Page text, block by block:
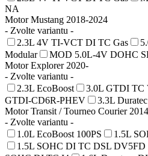
NA
Motor Mustang 2018-2024
- Zvolte variantu -
2.3L 4V TI-VCT DI TC Gas
Modular
MOD 5.0L-4V DOHC
Motor Explorer 2020-
- Zvolte variantu -
2.3L EcoBoost
3.0L GTDI TC
GTDI-CD6R-PHEV
3.3L Duratec
Motor Transit / Tourneo Courier
- Zvolte variantu -
1.0L EcoBoost 100PS
1.5L
1.5L SOHC DI TC DSL DV5FD